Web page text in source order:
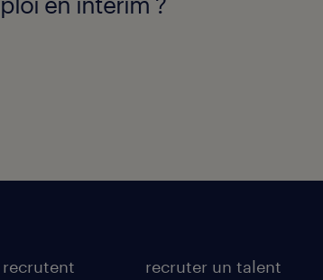
recruter un talent